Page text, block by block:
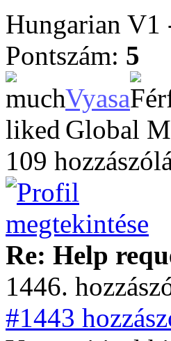
Hungarian
Pontszám: 5
Vyasa
Global
109
Re: Help
1446.
#1443